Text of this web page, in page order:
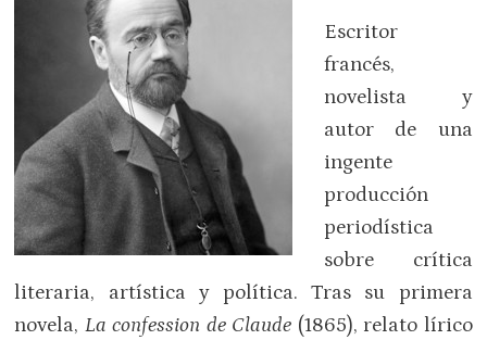
Escritor
francés,
novelista y
autor de una
ingente
producción
periodística
sobre crítica
literaria, artística y política. Tras su primera
novela, La confession de Claude (1865), relato lírico